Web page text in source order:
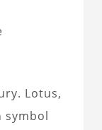
Lotus,
symbol